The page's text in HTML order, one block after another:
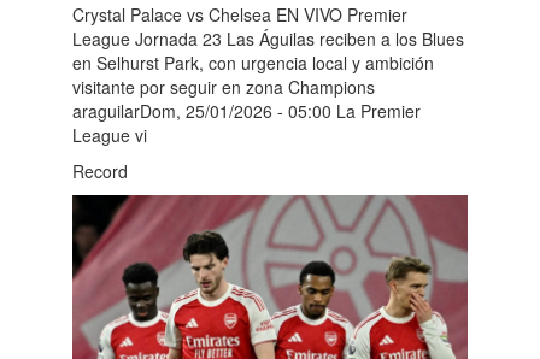
Crystal Palace vs Chelsea EN VIVO Premier
League Jornada 23 Las Águilas reciben a los Blues
en Selhurst Park, con urgencia local y ambición
visitante por seguir en zona Champions
araguilarDom, 25/01/2026 - 05:00 La Premier
League vi
Record